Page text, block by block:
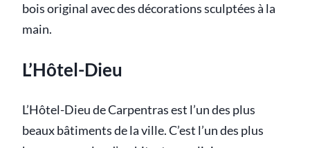
bois original avec des décorations sculptées à la
main.
L’Hôtel-Dieu
L’Hôtel-Dieu de Carpentras est l’un des plus
beaux bâtiments de la ville. C’est l’un des plus